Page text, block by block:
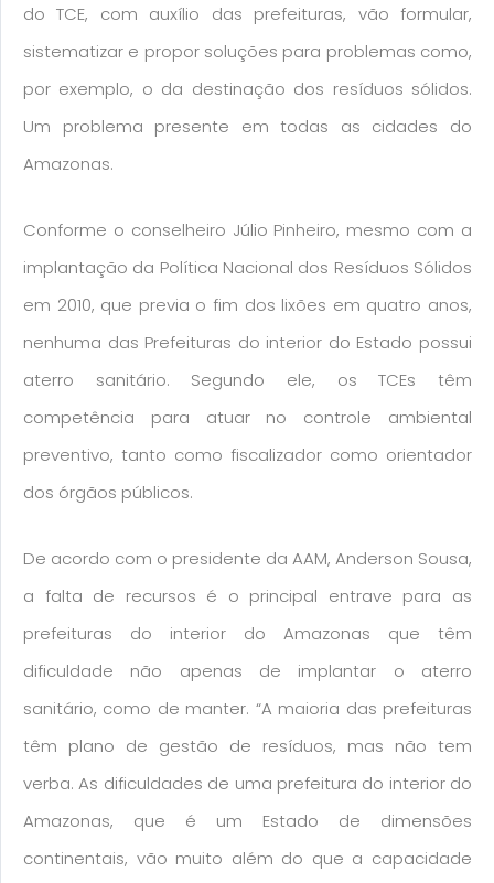
do TCE, com auxílio das prefeituras, vão formular,
sistematizar e propor soluções para problemas como,
por exemplo, o da destinação dos resíduos sólidos.
Um problema presente em todas as cidades do
Amazonas.
Conforme o conselheiro Júlio Pinheiro, mesmo com a
implantação da Política Nacional dos Resíduos Sólidos
em 2010, que previa o fim dos lixões em quatro anos,
nenhuma das Prefeituras do interior do Estado possui
aterro sanitário. Segundo ele, os TCEs têm
competência para atuar no controle ambiental
preventivo, tanto como fiscalizador como orientador
dos órgãos públicos.
De acordo com o presidente da AAM, Anderson Sousa,
a falta de recursos é o principal entrave para as
prefeituras do interior do Amazonas que têm
dificuldade não apenas de implantar o aterro
sanitário, como de manter. “A maioria das prefeituras
têm plano de gestão de resíduos, mas não tem
verba. As dificuldades de uma prefeitura do interior do
Amazonas, que é um Estado de dimensões
continentais, vão muito além do que a capacidade